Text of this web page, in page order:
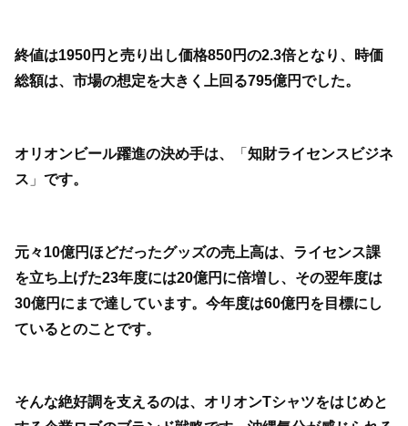
終値は1950円と売り出し価格850円の2.3倍となり、時価
総額は、市場の想定を大きく上回る795億円でした。
オリオンビール躍進の決め手は、 「 知財ライセンスビジネ
ス 」 です。
元々10億円ほどだったグッズの売上高は、ライセンス課
を立ち上げた23年度には20億円に倍増し、その翌年度は
30億円にまで達しています。今年度は60億円を目標にし
ているとのことです。
そんな絶好調を支えるのは、オリオンTシャツをはじめと